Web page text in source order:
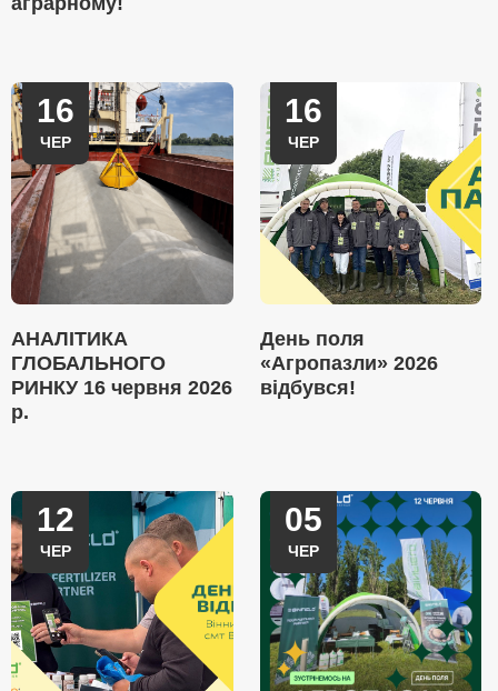
16
ЧЕР
АНАЛІТИКА
ГЛОБАЛЬНОГО
РИНКУ 16 червня 2026
р.
16
ЧЕР
День поля
«Агропазли» 2026
відбувся!
12
ЧЕР
05
ЧЕР